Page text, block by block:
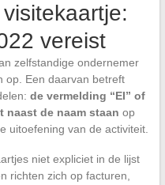
vereist
zelfstandige ondernemer
op. Een daarvan betreft
de vermelding “EI” of
naast de naam staan op
uitoefening van de activiteit.
niet expliciet in de lijst
richten zich op facturen,